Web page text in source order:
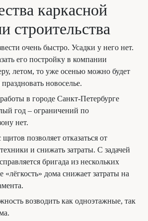
каркасной
строительства
очень быстро. Усадки у него нет.
его постройку в компании
летом, то уже осенью можно будет
новоселье.
в городе Санкт-Петербурге
год – ограничений по
нет.
позволяет отказаться от
и снижать затраты. С задачей
бригада из нескольких
дома снижает затраты на
возводить как одноэтажные, так